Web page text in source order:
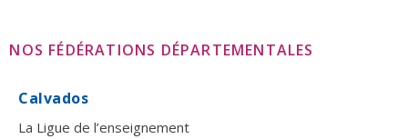
NOS FÉDÉRATIONS DÉPARTEMENTALES
Calvados
La Ligue de l’enseignement